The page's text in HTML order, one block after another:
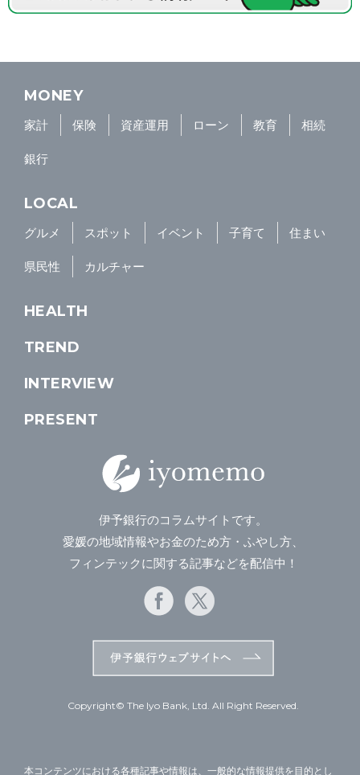
伊予銀行のコラムサイトです。
愛媛の地域情報やお金のため方・ふやし方、
フィンテックに関する記事などを配信中！
Copyright© The Iyo Bank, Ltd. All Right Reserved.
MONEY
家計 保険 資産運用 ローン 教育 相続
銀行
LOCAL
グルメ スポット イベント 子育て 住まい
県民性 カルチャー
HEALTH
TREND
INTERVIEW
PRESENT
本コンテンツにおける各種記事や情報は、一般的な情報提供を目的とし